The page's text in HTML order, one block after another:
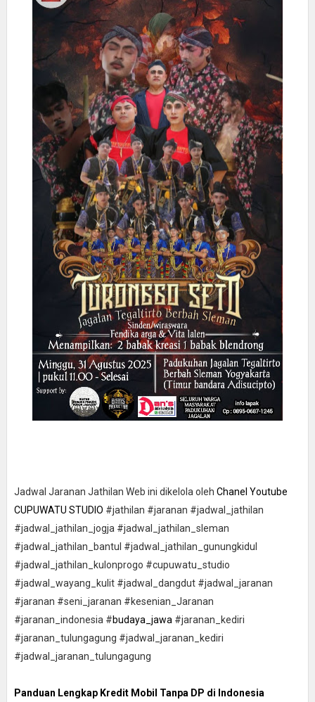
Jadwal Jaranan Jathilan Web ini dikelola oleh Chanel Youtube
CUPUWATU STUDIO #jathilan #jaranan #jadwal_jathilan
#jadwal_jathilan_jogja #jadwal_jathilan_sleman
#jadwal_jathilan_bantul #jadwal_jathilan_gunungkidul
#jadwal_jathilan_kulonprogo #cupuwatu_studio
#jadwal_wayang_kulit #jadwal_dangdut #jadwal_jaranan
#jaranan #seni_jaranan #kesenian_Jaranan
#jaranan_indonesia #budaya_jawa #jaranan_kediri
#jaranan_tulungagung #jadwal_jaranan_kediri
#jadwal_jaranan_tulungagung
Panduan Lengkap Kredit Mobil Tanpa DP di Indonesia